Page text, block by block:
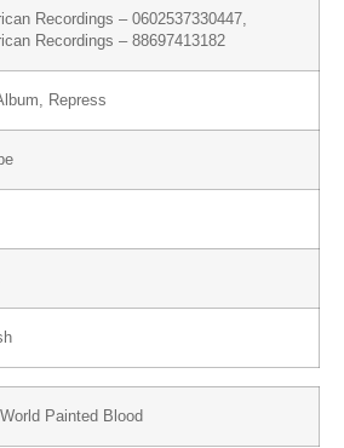
Recordings – 0602537330447,
Recordings – 88697413182
Repress
World Painted Blood